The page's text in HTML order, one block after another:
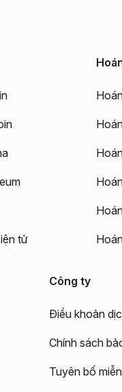
tử
Công ty
Điều khoản
Chính sách
Tuyên bố